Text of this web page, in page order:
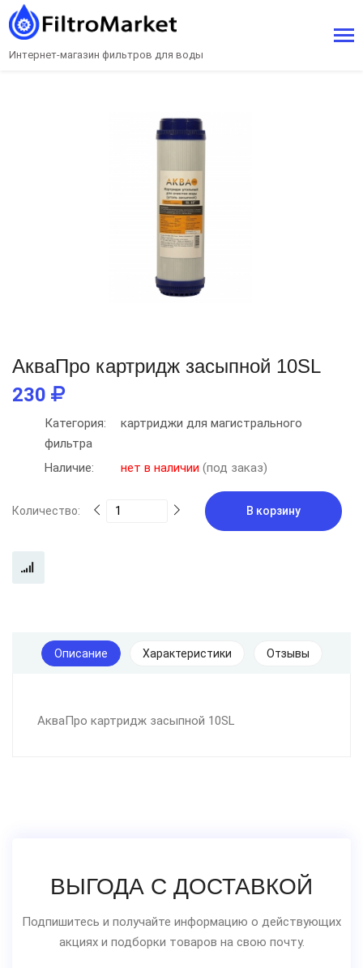
Интернет-магазин фильтров для воды
АкваПро картридж засыпной 10SL
230
Категория:
картриджи для магистрального
фильтра
Наличие:
нет в наличии (под заказ)
Количество: В корзину
Описание Характеристики Отзывы
АкваПро картридж засыпной 10SL
ВЫГОДА С ДОСТАВКОЙ
Подпишитесь и получайте информацию о действующих
акциях и подборки товаров на свою почту.